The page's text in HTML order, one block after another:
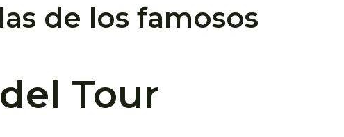
de los famosos
Tour